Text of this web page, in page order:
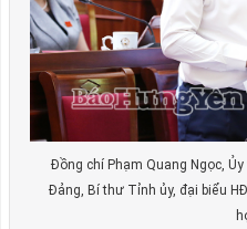
Đồng chí Phạm Quang Ngọc,
Đảng, Bí thư Tỉnh ủy, đại biểu